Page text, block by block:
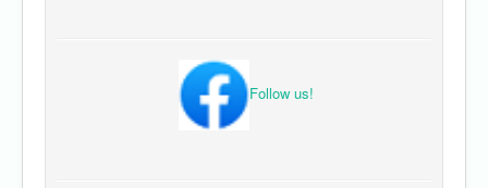
Follow us!